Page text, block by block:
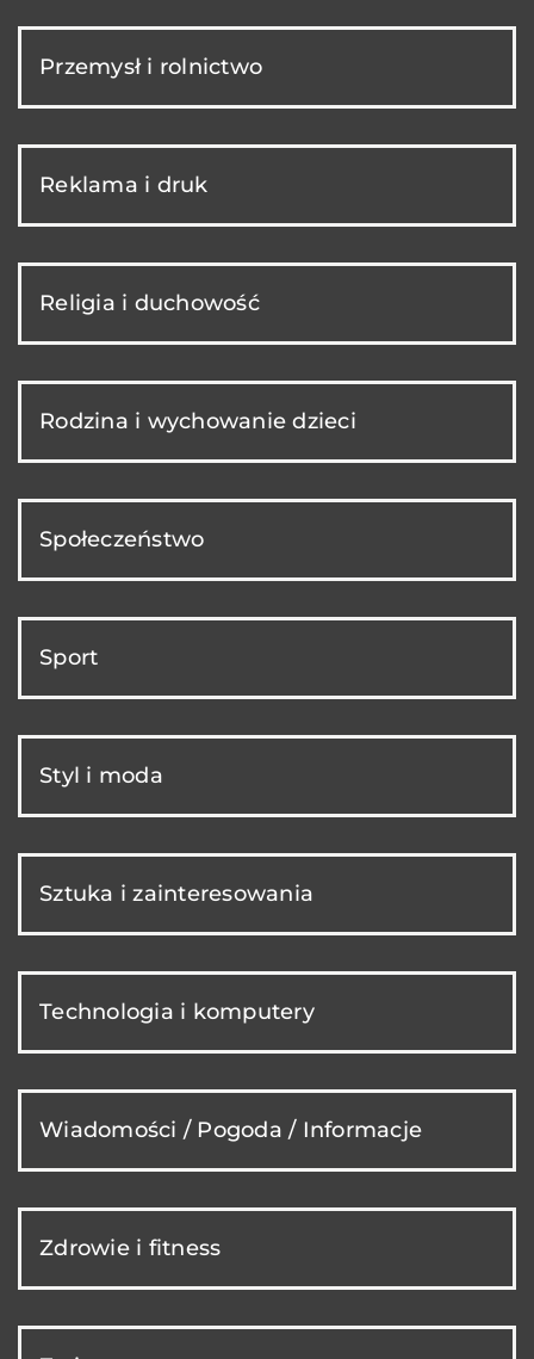
Przemysł i rolnictwo
Reklama i druk
Religia i duchowość
Rodzina i wychowanie dzieci
Społeczeństwo
Sport
Styl i moda
Sztuka i zainteresowania
Technologia i komputery
Wiadomości / Pogoda / Informacje
Zdrowie i fitness